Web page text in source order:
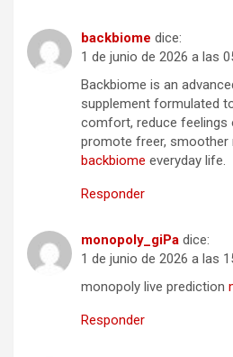
backbiome dice:
1 de junio de 2026 a las
Backbiome is an
supplement formulated
comfort, reduce feelings
promote freer,
backbiome everyday life.
Responder
monopoly_giPa dice:
1 de junio de 2026 a las
monopoly live prediction
Responder